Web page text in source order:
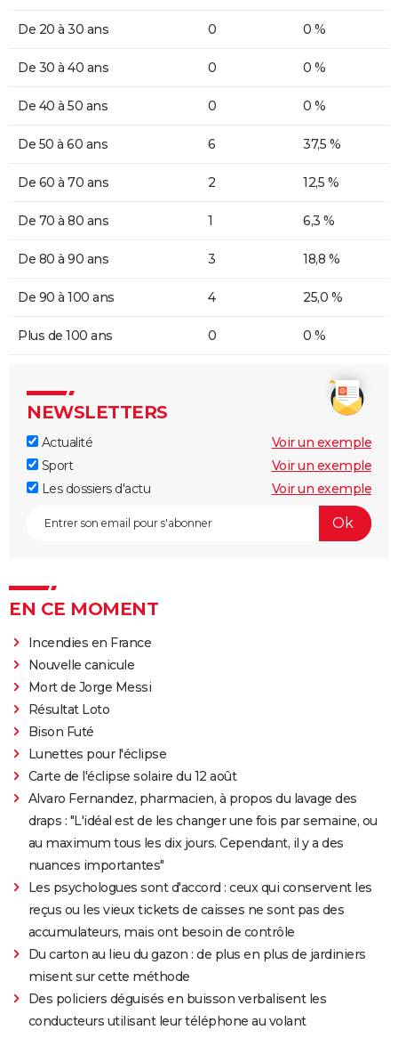
De 20 à 30 ans 0 0 %
De 30 à 40 ans 0 0 %
De 40 à 50 ans 0 0 %
De 50 à 60 ans 6 37,5 %
De 60 à 70 ans 2 12,5 %
De 70 à 80 ans 1 6,3 %
De 80 à 90 ans 3 18,8 %
De 90 à 100 ans 4 25,0 %
Plus de 100 ans 0 0 %
NEWSLETTERS
Actualité
Voir un exemple
Sport
Voir un exemple
Les dossiers d'actu
Voir un exemple
EN CE MOMENT
Incendies en France
Nouvelle canicule
Mort de Jorge Messi
Résultat Loto
Bison Futé
Lunettes pour l'éclipse
Carte de l'éclipse solaire du 12 août
Alvaro Fernandez, pharmacien, à propos du lavage des
draps : "L'idéal est de les changer une fois par semaine, ou
au maximum tous les dix jours. Cependant, il y a des
nuances importantes"
Les psychologues sont d'accord : ceux qui conservent les
reçus ou les vieux tickets de caisses ne sont pas des
accumulateurs, mais ont besoin de contrôle
Du carton au lieu du gazon : de plus en plus de jardiniers
misent sur cette méthode
Des policiers déguisés en buisson verbalisent les
conducteurs utilisant leur téléphone au volant